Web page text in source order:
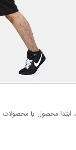
محصول یا محصولات